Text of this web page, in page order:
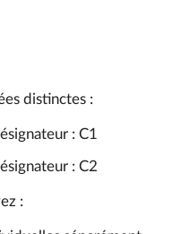
distinctes :
: C1
: C2
: